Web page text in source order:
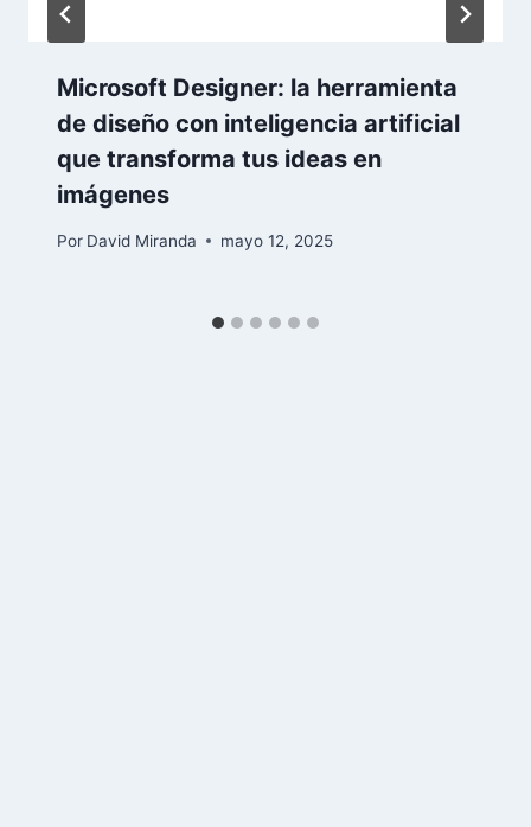
Microsoft Designer: la herramienta
de diseño con inteligencia artificial
que transforma tus ideas en
imágenes
Por David Miranda mayo 12, 2025